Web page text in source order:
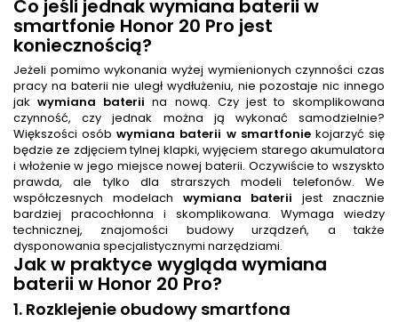
Co jeśli jednakwymiana baterii w
smartfonie Honor 20 Pro jest
koniecznością?
Jeżeli pomimo wykonania wyżej wymienionych czynności czas
pracy na baterii nie uległ wydłużeniu, nie pozostaje nic innego
jakwymiana baterii na nową. Czy jest to skomplikowana
czynność, czy jednak można ją wykonać samodzielnie?
Większości osóbwymiana baterii w smartfoniekojarzyć się
będzie ze zdjęciem tylnej klapki, wyjęciem starego akumulatora
i włożenie w jego miejsce nowej baterii. Oczywiście to wszyskto
prawda, ale tylko dla strarszych modeli telefonów. We
współczesnych modelach wymiana baterii jest znacznie
bardziej pracochłonna i skomplikowana. Wymaga wiedzy
technicznej, znajomości budowy urządzeń, a także
dysponowania specjalistycznymi narzędziami.
Jak w praktyce wygląda wymiana
baterii w Honor 20 Pro?
1. Rozklejenie obudowy smartfona